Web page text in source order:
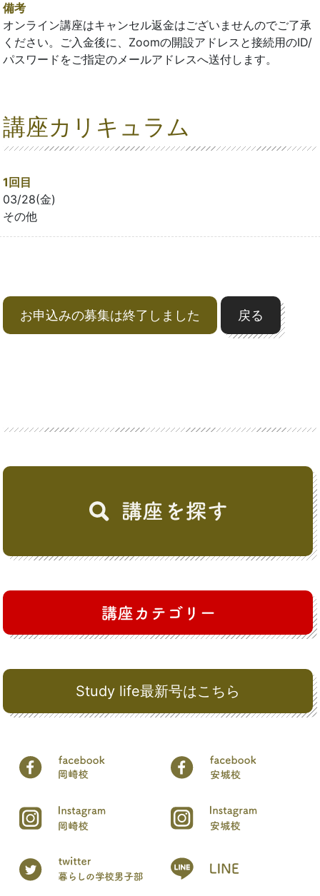
Study life最新号はこちら
備考
オンライン講座はキャンセル返金はございませんのでご了承
ください。ご入金後に、Zoomの開設アドレスと接続用のID/
パスワードをご指定のメールアドレスへ送付します。
講座カリキュラム
1回目
03/28(金)
その他
お申込みの募集は終了しました 戻る